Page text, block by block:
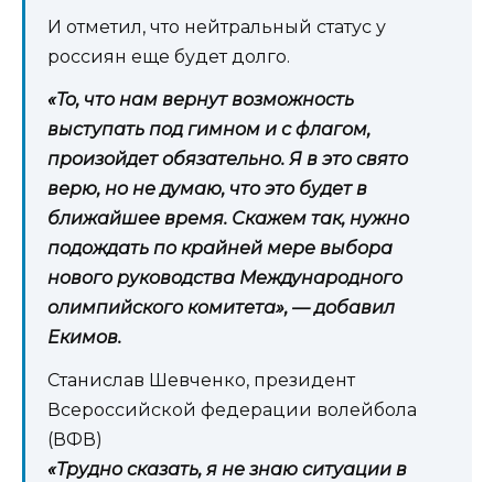
И отметил, что нейтральный статус у
россиян еще будет долго.
«То, что нам вернут возможность
выступать под гимном и с флагом,
произойдет обязательно. Я в это свято
верю, но не думаю, что это будет в
ближайшее время. Скажем так, нужно
подождать по крайней мере выбора
нового руководства Международного
олимпийского комитета», — добавил
Екимов.
Станислав Шевченко, президент
Всероссийской федерации волейбола
(ВФВ)
«Трудно сказать, я не знаю ситуации в